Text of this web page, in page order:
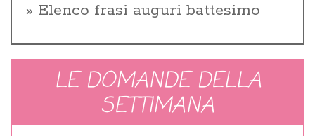
Elenco frasi auguri battesimo
LE DOMANDE DELLA
SETTIMANA